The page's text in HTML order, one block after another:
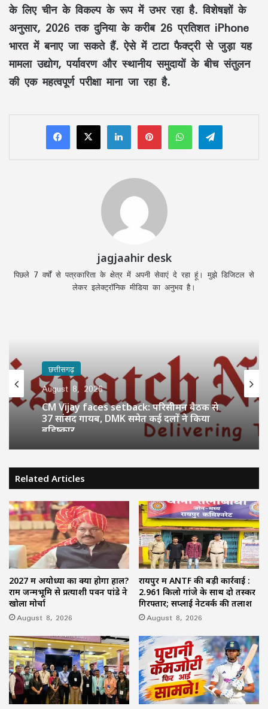
के लिए चीन के विकल्प के रूप में उभर रहा है. विशेषज्ञों के
अनुसार, 2026 तक दुनिया के करीब 26 प्रतिशत iPhone
भारत में बनाए जा सकते हैं. ऐसे में टाटा फैक्ट्री से जुड़ा यह
मामला उद्योग, पर्यावरण और स्थानीय समुदायों के बीच संतुलन
की एक महत्वपूर्ण परीक्षा माना जा रहा है.
LinkedInPinterestWhatsAppTelegram
jagjaahir desk
पिछले 7 वर्षों से पत्रकारिता के क्षेत्र में अपनी सेवाएं दे रहा हूं। मुझे डिजिटल से
लेकर इलेक्ट्रॉनिक मीडिया का अनुभव है।
छत्तीसगढ़
August 8, 2026
CM Vijay faces setback: परिसीमन बैठक से
37 सांसद गायब, DMK समेत कई दलों ने किया
बहिष्कार
Related Articles
2027 में अयोध्या का क्या होगा हाल?
राम जन्मभूमि से प्रत्याशी पवन पांडे ने
खोला मोर्चा
August 8, 2026
रायपुर में ANTF की बड़ी कार्रवाई :
2.961 किलो गांजे के साथ दो तस्कर
गिरफ्तार; सप्लाई नेटवर्क की तलाश
August 8, 2026